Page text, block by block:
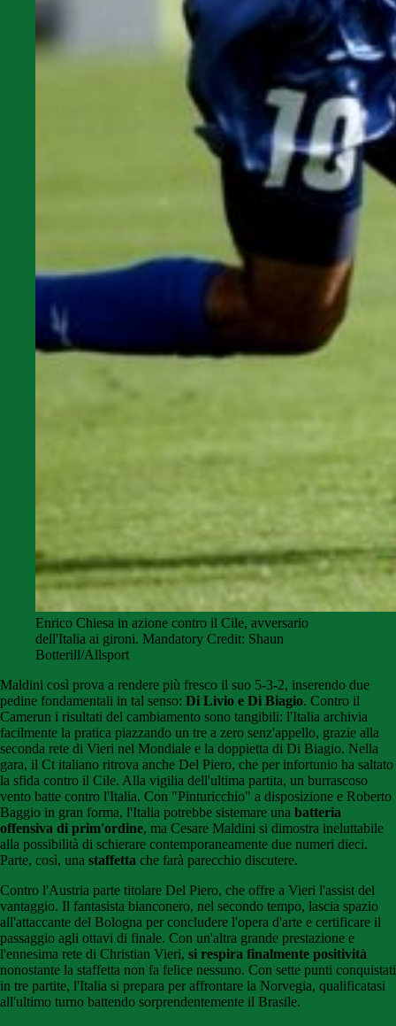
Enrico Chiesa in azione contro il Cile, avversario
dell'Italia ai gironi. Mandatory Credit: Shaun
Botterill/Allsport
Maldini così prova a rendere più fresco il suo 5-3-2, inserendo due
pedine fondamentali in tal senso: Di Livio e Di Biagio. Contro il
Camerun i risultati del cambiamento sono tangibili: l'Italia archivia
facilmente la pratica piazzando un tre a zero senz'appello, grazie alla
seconda rete di Vieri nel Mondiale e la doppietta di Di Biagio. Nella
gara, il Ct italiano ritrova anche Del Piero, che per infortunio ha saltato
la sfida contro il Cile. Alla vigilia dell'ultima partita, un burrascoso
vento batte contro l'Italia. Con "Pinturicchio" a disposizione e Roberto
Baggio in gran forma, l'Italia potrebbe sistemare una batteria
offensiva di prim'ordine, ma Cesare Maldini si dimostra ineluttabile
alla possibilità di schierare contemporaneamente due numeri dieci.
Parte, così, una staffetta che farà parecchio discutere.
Contro l'Austria parte titolare Del Piero, che offre a Vieri l'assist del
vantaggio. Il fantasista bianconero, nel secondo tempo, lascia spazio
all'attaccante del Bologna per concludere l'opera d'arte e certificare il
passaggio agli ottavi di finale. Con un'altra grande prestazione e
l'ennesima rete di Christian Vieri, si respira finalmente positività
nonostante la staffetta non fa felice nessuno. Con sette punti conquistati
in tre partite, l'Italia si prepara per affrontare la Norvegia, qualificatasi
all'ultimo turno battendo sorprendentemente il Brasile.